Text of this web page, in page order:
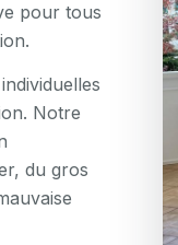
pour tous
Notre
du gros